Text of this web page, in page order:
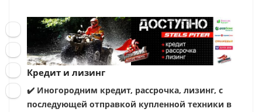
Кредит и лизинг
✔️ Иногородним кредит, рассрочка, лизинг, с
последующей отправкой купленной техники в